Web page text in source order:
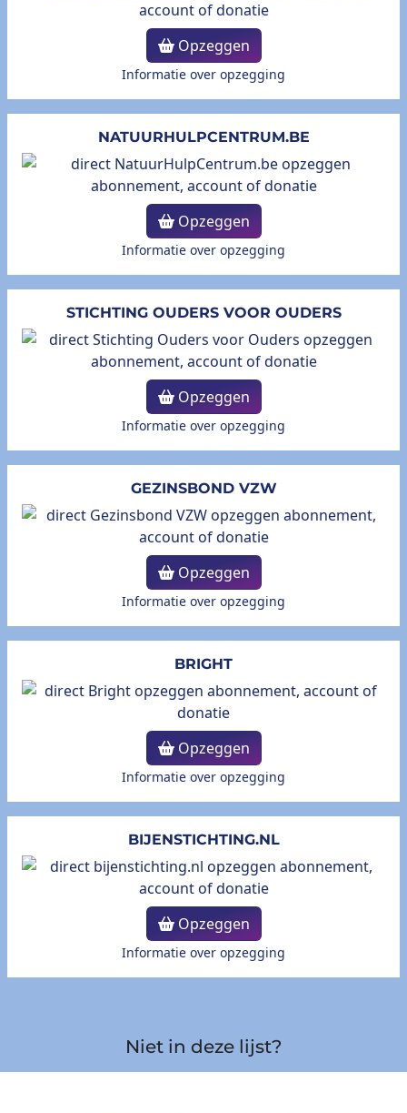
Opzeggen
Informatie over opzegging
NATUURHULPCENTRUM.BE
Opzeggen
Informatie over opzegging
STICHTING OUDERS VOOR OUDERS
Opzeggen
Informatie over opzegging
GEZINSBOND VZW
Opzeggen
Informatie over opzegging
BRIGHT
Opzeggen
Informatie over opzegging
BIJENSTICHTING.NL
Opzeggen
Informatie over opzegging
Niet in deze lijst?